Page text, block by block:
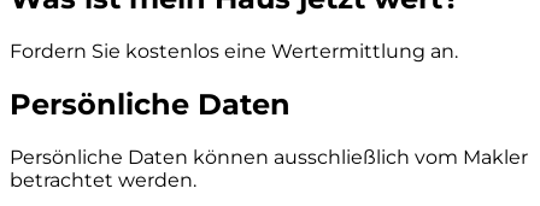
Fordern Sie kostenlos eine Wertermittlung an.
Persönliche Daten
Persönliche Daten können ausschließlich vom Makler
betrachtet werden.